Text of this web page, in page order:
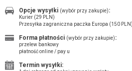
Opcje wysyłki (wybór przy zakupie):
Kurier (29 PLN)
Przesyłka zagraniczna paczka Europa (150 PLN)
Forma płatności (wybór przy zakupie):
przelew bankowy
płatność online / pay u
Termin wysyłki: